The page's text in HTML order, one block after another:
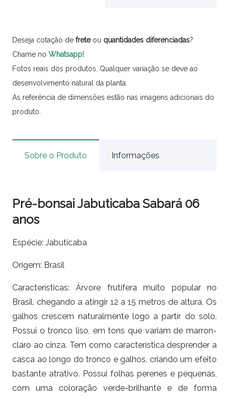
Deseja cotação de freteou quantidades diferenciadas?
Chame no Whatsapp!
Fotos reais dos produtos. Qualquer variação se deve ao
desenvolvimento natural da planta.
As referência de dimensões estão nas imagens adicionais do
produto.
Sobre o Produto Informações
Pré-bonsai Jabuticaba Sabará 06
anos
Espécie: Jabuticaba
Origem: Brasil
Características: Árvore frutífera muito popular no
Brasil, chegando a atingir 12 a 15 metros de altura. Os
galhos crescem naturalmente logo a partir do solo.
Possui o tronco liso, em tons que variam de marron-
claro ao cinza. Tem como característica desprender a
casca ao longo do tronco e galhos, criando um efeito
bastante atrativo. Possui folhas perenes e pequenas,
com uma coloração verde-brilhante e de forma